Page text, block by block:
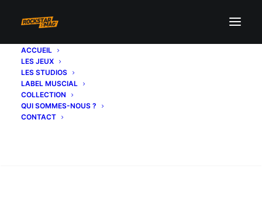
ACCUEIL
LES JEUX
LES STUDIOS
LABEL MUSCIAL
COLLECTION
QUI SOMMES-NOUS ?
CONTACT